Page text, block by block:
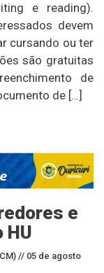
e reading).
devem
cursando ou ter
são gratuitas
de
de […]
e
HU
// 05 de agosto